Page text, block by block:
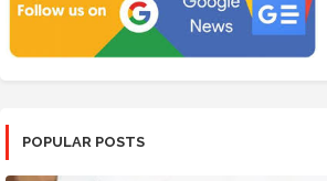
POPULAR POSTS